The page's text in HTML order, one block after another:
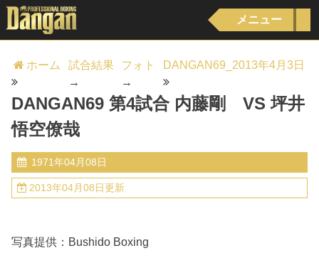
メニュー
ホーム
試合結果
→
フォト
→
DANGAN69_2013年4月3日
DANGAN69 第4試合 内藤剛 VS 坪井
悟空僚哉
1971年04月08日
2013年04月08日更新
写真提供：Bushido Boxing